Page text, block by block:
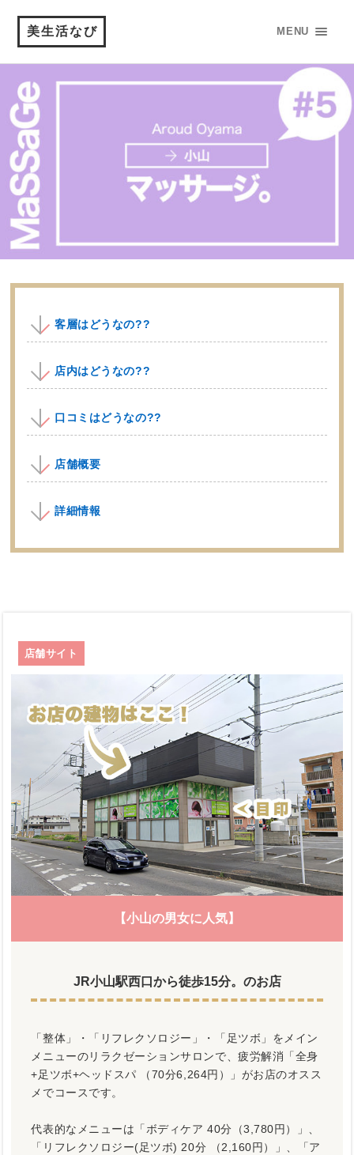
美生活なび MENU
客層はどうなの??
店内はどうなの??
口コミはどうなの??
店舗概要
詳細情報
店舗サイト
【小山の男女に人気】
JR小山駅西口から徒歩15分。のお店
「整体」・「リフレクソロジー」・「足ツボ」をメイン
メニューのリラクゼーションサロンで、疲労解消「全身
+足ツボ+ヘッドスパ （70分6,264円）」がお店のオスス
メでコースです。
代表的なメニューは「ボディケア 40分（3,780円）」、
「リフレクソロジー(足ツボ) 20分 （2,160円）」、「ア